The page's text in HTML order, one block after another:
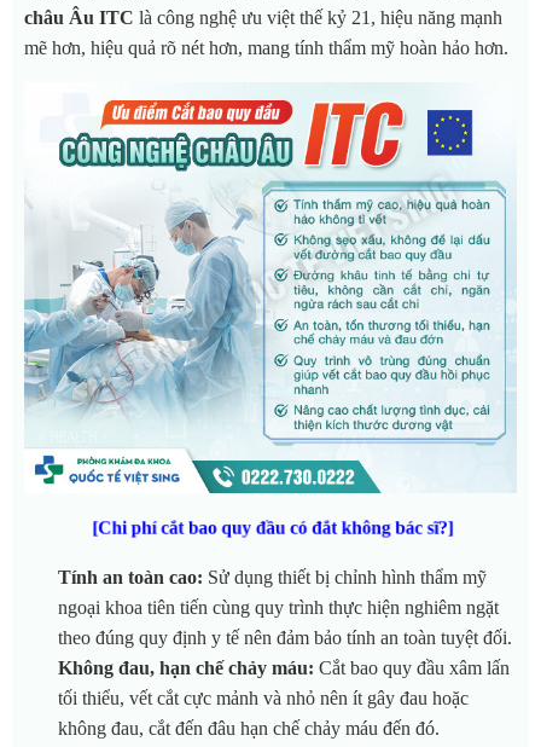
châu Âu ITC là công nghệ ưu việt thế kỷ 21, hiệu năng mạnh
mẽ hơn, hiệu quả rõ nét hơn, mang tính thẩm mỹ hoàn hảo hơn.
[Chi phí cắt bao quy đầu có đắt không bác sĩ?]
Tính an toàn cao: Sử dụng thiết bị chỉnh hình thẩm mỹ
ngoại khoa tiên tiến cùng quy trình thực hiện nghiêm ngặt
theo đúng quy định y tế nên đảm bảo tính an toàn tuyệt đối.
Không đau, hạn chế chảy máu: Cắt bao quy đầu xâm lấn
tối thiểu, vết cắt cực mảnh và nhỏ nên ít gây đau hoặc
không đau, cắt đến đâu hạn chế chảy máu đến đó.